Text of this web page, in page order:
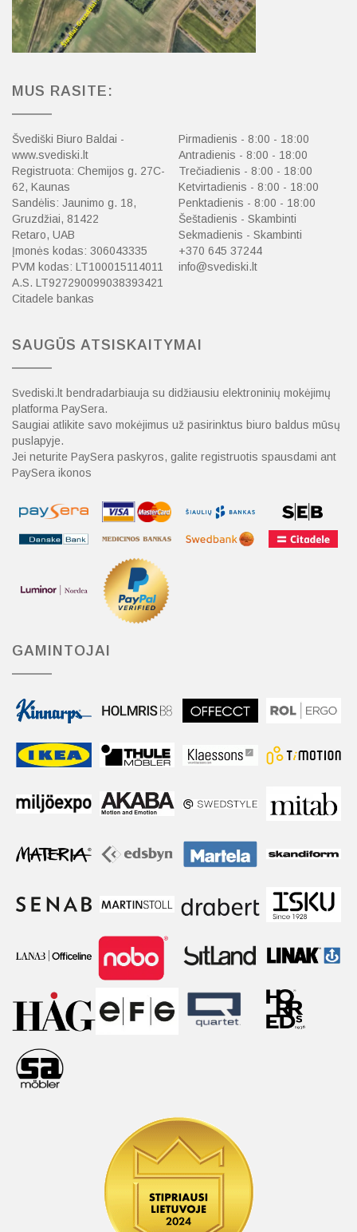
MUS RASITE:
Švediški Biuro Baldai -
www.svediski.lt
Registruota: Chemijos g. 27C-
62, Kaunas
Sandėlis: Jaunimo g. 18,
Gruzdžiai, 81422
Retaro, UAB
Įmonės kodas: 306043335
PVM kodas: LT100015114011
A.S. LT927290099038393421
Citadele bankas
Pirmadienis - 8:00 - 18:00
Antradienis - 8:00 - 18:00
Trečiadienis - 8:00 - 18:00
Ketvirtadienis - 8:00 - 18:00
Penktadienis - 8:00 - 18:00
Šeštadienis - Skambinti
Sekmadienis - Skambinti
+370 645 37244
info@svediski.lt
SAUGŪS ATSISKAITYMAI
Svediski.lt bendradarbiauja su didžiausiu elektroninių mokėjimų
platforma PaySera.
Saugiai atlikite savo mokėjimus už pasirinktus biuro baldus mūsų
puslapyje.
Jei neturite PaySera paskyros, galite registruotis spausdami ant
PaySera ikonos
GAMINTOJAI